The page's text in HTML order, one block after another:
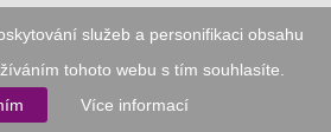
služeb a personifikaci obsahu
tohoto webu s tím souhlasíte.
Více informací
je členem Asociace pro elektronickou